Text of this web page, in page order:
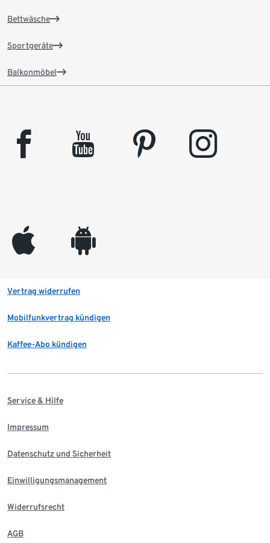
Bettwäsche
Sportgeräte
Balkonmöbel
facebook youtube pinterest instagram
appleinc android
Vertrag widerrufen
Mobilfunkvertrag kündigen
Kaffee-Abo kündigen
Service & Hilfe
Impressum
Datenschutz und Sicherheit
Einwilligungsmanagement
Widerrufsrecht
AGB